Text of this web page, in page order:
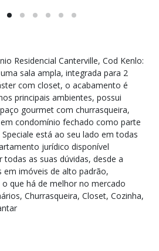
Residencial Canterville, Cod Kenlo:
sala ampla, integrada para 2
com closet, o acabamento é
principais ambientes, possui
gourmet com churrasqueira,
condomínio fechado como parte
está ao seu lado em todas
jurídico disponível
as suas dúvidas, desde a
em imóveis de alto padrão,
que há de melhor no mercado
Churrasqueira, Closet, Cozinha,